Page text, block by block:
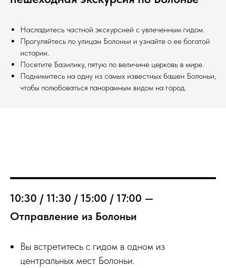
Насладитесь частной экскурсией с увлеченным гидом.
Прогуляйтесь по улицам Болоньи и узнайте о ее богатой
истории.
Посетите Базилику, пятую по величине церковь в мире.
Поднимитесь на одну из самых известных башен Болоньи,
чтобы полюбоваться панорамным видом на город.
10:30 / 11:30 / 15:00 / 17:00 —
Отправление из Болоньи
Вы встретитесь с гидом в одном из
центральных мест Болоньи.